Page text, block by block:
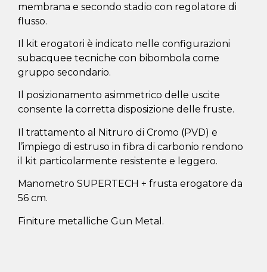
membrana e secondo stadio con regolatore di
flusso.
Il kit erogatori è indicato nelle configurazioni
subacquee tecniche con bibombola come
gruppo secondario.
Il posizionamento asimmetrico delle uscite
consente la corretta disposizione delle fruste.
Il trattamento al Nitruro di Cromo (PVD) e
l’impiego di estruso in fibra di carbonio rendono
il kit particolarmente resistente e leggero.
Manometro SUPERTECH + frusta erogatore da
56 cm.
Finiture metalliche Gun Metal.